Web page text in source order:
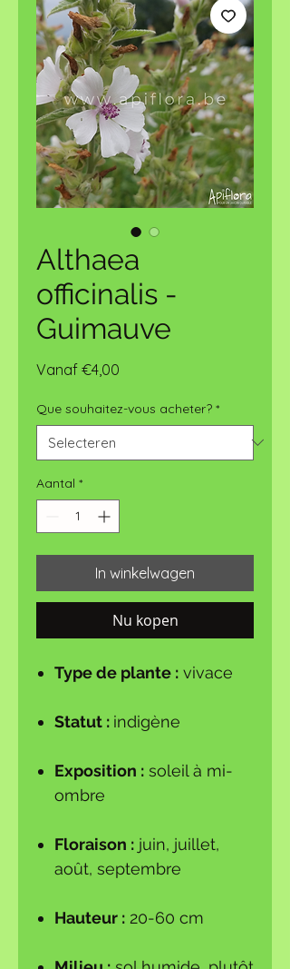
Althaea
officinalis -
Guimauve
Vanaf €4,00
Que souhaitez-vous acheter? *
Aantal *
In winkelwagen
Nu kopen
Type de plante : vivace
Statut : indigène
Exposition : soleil à mi-
ombre
Floraison : juin, juillet,
août, septembre
Hauteur : 20-60 cm